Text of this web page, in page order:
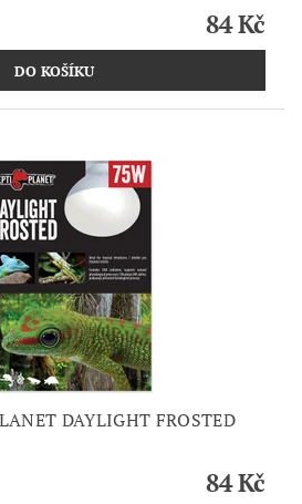
84 Kč
DAYLIGHT FROSTED
84 Kč